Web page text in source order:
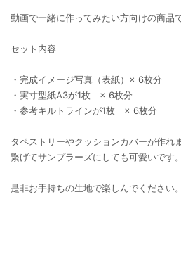
動画で一緒に作ってみたい方向けの商品で
セット内容
・完成イメージ写真（表紙）× 6枚分
・実寸型紙A3が1枚 × 6枚分
・参考キルトラインが1枚 × 6枚分
タペストリーやクッションカバーが作れま
繋げてサンプラーズにしても可愛いです。
是非お手持ちの生地で楽しんでください。